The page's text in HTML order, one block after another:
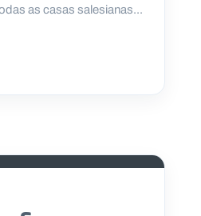
as casas salesianas...